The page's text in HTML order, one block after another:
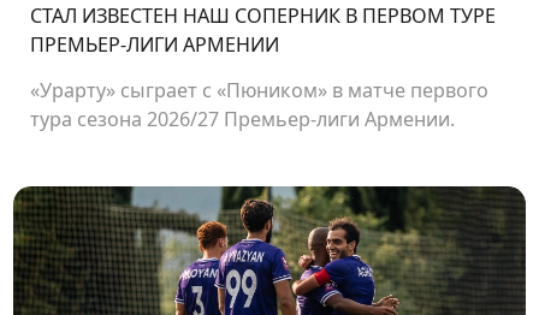
СТАЛ ИЗВЕСТЕН НАШ СОПЕРНИК В ПЕРВОМ ТУРЕ
ПРЕМЬЕР-ЛИГИ АРМЕНИИ
«Урарту» сыграет с «Пюником» в матче первого
тура сезона 2026/27 Премьер-лиги Армении.